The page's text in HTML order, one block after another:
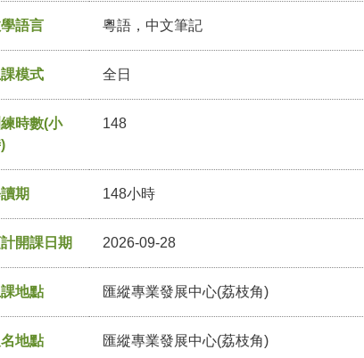
語言 粵語，中文筆記
模式 全日
時數(小
148
期 148小時
開課日期 2026-09-28
地點 匯縱專業發展中心(荔枝角)
地點 匯縱專業發展中心(荔枝角)